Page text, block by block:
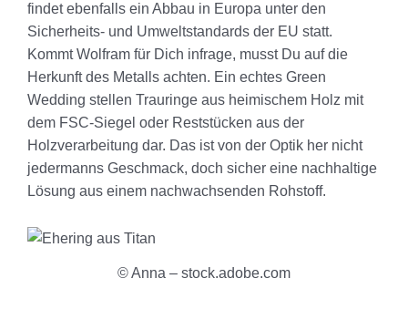
findet ebenfalls ein Abbau in Europa unter den
Sicherheits- und Umweltstandards der EU statt.
Kommt Wolfram für Dich infrage, musst Du auf die
Herkunft des Metalls achten. Ein echtes Green
Wedding stellen Trauringe aus heimischem Holz mit
dem FSC-Siegel oder Reststücken aus der
Holzverarbeitung dar. Das ist von der Optik her nicht
jedermanns Geschmack, doch sicher eine nachhaltige
Lösung aus einem nachwachsenden Rohstoff.
© Anna – stock.adobe.com